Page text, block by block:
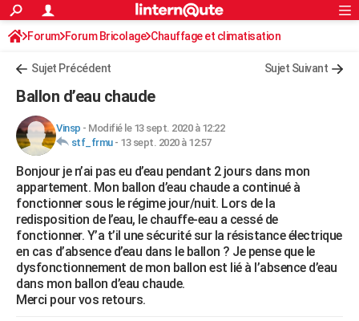
ACTUALITÉS
Politique
Société
Faits Divers
Education
Monde
Villes
+
FINANCE
Retraite
Impôts
Epargne
Immobilier
Risques naturels par ville
Banque
Assurance
Crédit
AUTO
Essais
Réserver un essai
Citadines
Berlines
SUV
Forum auto
+HIGH-TECH
Mobiles
Meilleur smartphone
Internet
Ordinateurs
Jeux vidéo
Guide high-tech
+BRICOLAGE
Forum
Aménagement intérieur
Extérieur
Cuisine
Salle de bains
Jardinage
Rangement
WEEK-END
Guides de France
Escapades
Patrimoine
Expositions
Musées
Week-end nature
LIFESTYLE
Art de vivre
Modes de vie
Rechercher
S'inscrire
Connexion
Forum Forum Bricolage Chauffage et climatisation
Chauffe-eau électrique - gaz- solaire
Sujet Précédent Sujet Suivant
Ballon d’eau chaude
Vinsp - Modifié le 13 sept. 2020 à 12:22
stf_frmu- 13 sept. 2020 à 12:57
Bonjour je n’ai pas eu d’eau pendant 2 jours dans mon
appartement. Mon ballon d’eau chaude a continué à
fonctionner sous le régime jour/nuit. Lors de la
redisposition de l’eau, le chauffe-eau a cessé de
fonctionner. Y’a t’il une sécurité sur la résistance électrique
en cas d’absence d’eau dans le ballon ? Je pense que le
dysfonctionnement de mon ballon est lié à l’absence d’eau
dans mon ballon d’eau chaude.
Merci pour vos retours.